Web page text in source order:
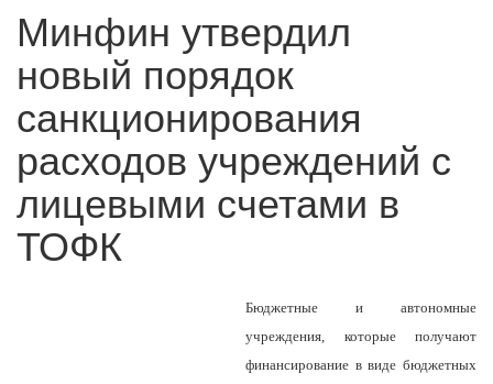
Минфин утвердил
новый порядок
санкционирования
расходов учреждений с
лицевыми счетами в
ТОФК
Бюджетные и автономные
учреждения, которые получают
финансирование в виде бюджетных